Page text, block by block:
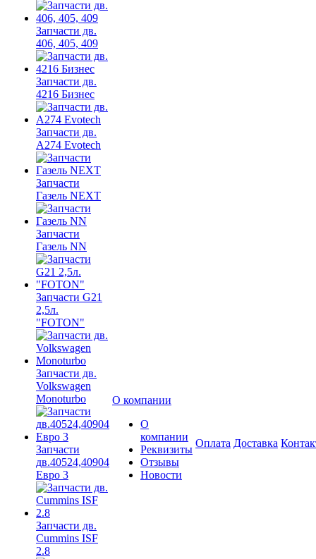
Запчасти дв.
406, 405, 409
Запчасти дв.
4216 Бизнес
Запчасти дв.
A274 Evotech
Запчасти
Газель NEXT
Запчасти
Газель NN
Запчасти G21
2,5л.
"FOTON"
Запчасти дв.
Volkswagen
Monoturbo
Запчасти
дв.40524,40904
Евро 3
Запчасти дв.
Cummins ISF
2.8
О компании
О
компании
Реквизиты
Отзывы
Новости
Оплата Доставка